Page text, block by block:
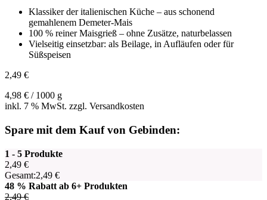
Klassiker der italienischen Küche – aus schonend
gemahlenem Demeter-Mais
100 % reiner Maisgrieß – ohne Zusätze, naturbelassen
Vielseitig einsetzbar: als Beilage, in Aufläufen oder für
Süßspeisen
2,49 €
4,98 € / 1000 g
inkl. 7 % MwSt. zzgl. Versandkosten
Spare mit dem Kauf von Gebinden:
1 - 5 Produkte
2,49 €
Gesamt:2,49 €
48 % Rabatt ab 6+ Produkten
2,49€